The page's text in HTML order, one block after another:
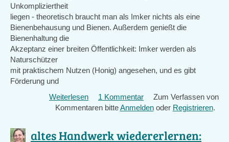
Unkompliziertheit
liegen - theoretisch braucht man als Imker nichts als eine
Bienenbehausung und Bienen. Außerdem genießt die
Bienenhaltung die
Akzeptanz einer breiten Öffentlichkeit: Imker werden als
Naturschützer
mit praktischem Nutzen (Honig) angesehen, und es gibt
Förderung und
Weiterlesen über
Von
Fähigkeit":
1 Kommentar
Zum Verfassen von
Kommentaren bitteAnmeldenoder Registrieren.
altes Handwerk wiedererlernen: